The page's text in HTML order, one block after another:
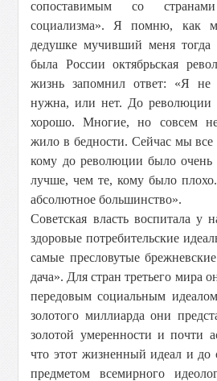
сопоставимым со странами
социализма». Я помню, как
дедушке мучивший меня
была России октябрьская
жизнь запомнил ответ: «Я
нужна, или нет. До революции
хорошо. Многие, но совсем
жило в бедности. Сейчас мы
кому до революции было очень
лучше, чем те, кому было
абсолютное большинство».
Советская власть воспитала у
здоровые потребительские
самые пресловутые
дача». Для стран третьего мира
передовым социальным
золотого миллиарда они
золотой умеренности и почти
что этот жизненный идеал и
предметом всемирного